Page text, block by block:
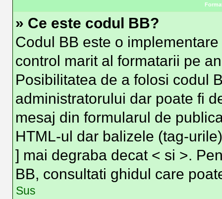
» Ce este codul BB?
Codul BB este o
control marit al formatarii pe
Posibilitatea de a folosi codul
administratorului dar poate fi
mesaj din formularul de
HTML-ul dar balizele (tag-
] mai degraba decat < si >.
BB, consultati ghidul care
Sus